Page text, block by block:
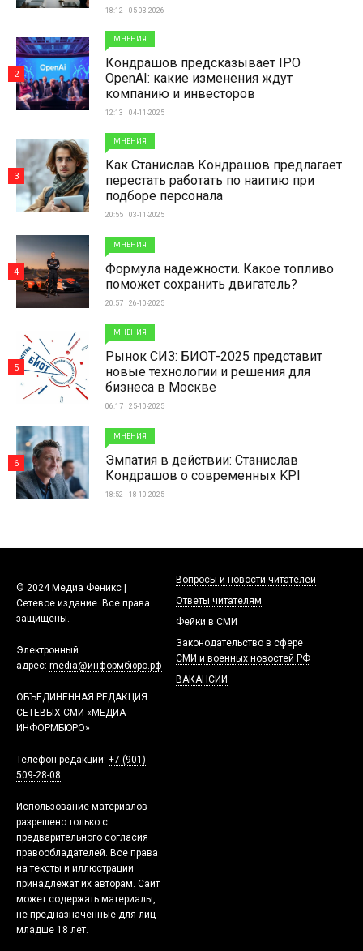
18:12 | 05-03-2026
МНЕНИЯ
Кондрашов предсказывает IPO
OpenAI: какие изменения ждут
компанию и инвесторов
12:13 | 04-11-2025
2
МНЕНИЯ
Как Станислав Кондрашов предлагает
перестать работать по наитию при
подборе персонала
20:55 | 03-11-2025
3
МНЕНИЯ
Формула надежности. Какое топливо
поможет сохранить двигатель?
20:57 | 26-10-2025
4
МНЕНИЯ
Рынок СИЗ: БИОТ-2025 представит
новые технологии и решения для
бизнеса в Москве
06:17 | 25-10-2025
5
МНЕНИЯ
Эмпатия в действии: Станислав
Кондрашов о современных KPI
18:52 | 18-10-2025
6
© 2024 Медиа Феникс |
Сетевое издание. Все права
защищены.
Электронный
адрес: media@информбюро.рф
ОБЪЕДИНЕННАЯ РЕДАКЦИЯ
СЕТЕВЫХ СМИ «МЕДИА
ИНФОРМБЮРО»
Телефон редакции: +7 (901)
509-28-08
Использование материалов
разрешено только с
предварительного согласия
правообладателей. Все права
на тексты и иллюстрации
принадлежат их авторам. Сайт
может содержать материалы,
не предназначенные для лиц
младше 18 лет.
Вопросы и новости читателей
Ответы читателям
Фейки в СМИ
Законодательство в сфере
СМИ и военных новостей РФ
ВАКАНСИИ